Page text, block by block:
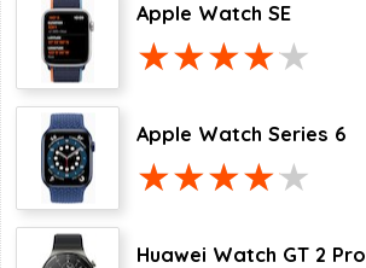
Apple Watch SE
Apple Watch Series 6
Huawei Watch GT 2 Pro